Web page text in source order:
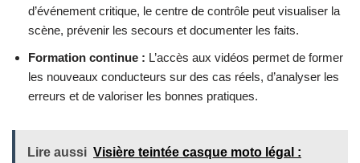
d’événement critique, le centre de contrôle peut visualiser la
scène, prévenir les secours et documenter les faits.
Formation continue : L’accès aux vidéos permet de former
les nouveaux conducteurs sur des cas réels, d’analyser les
erreurs et de valoriser les bonnes pratiques.
Lire aussi Visière teintée casque moto légal :